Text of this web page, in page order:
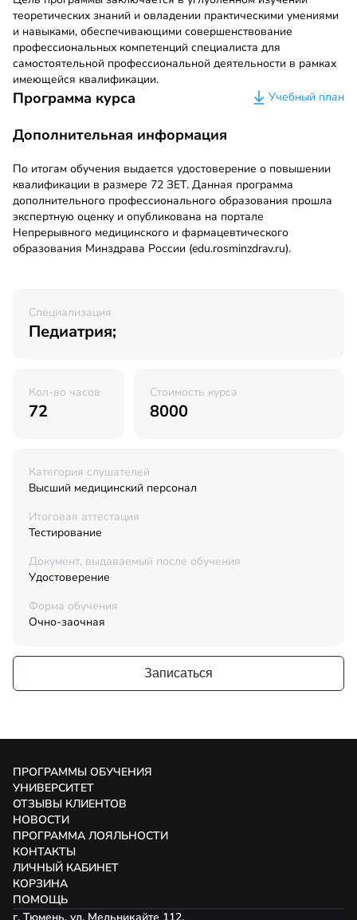
теоретических знаний и овладении практическими умениями
и навыками, обеспечивающими совершенствование
профессиональных компетенций специалиста для
самостоятельной профессиональной деятельности в рамках
имеющейся квалификации.
Программа курса Учебный план
Дополнительная информация
По итогам обучения выдается удостоверение о повышении
квалификации в размере 72 ЗЕТ. Данная программа
дополнительного профессионального образования прошла
экспертную оценку и опубликована на портале
Непрерывного медицинского и фармацевтического
образования Минздрава России (edu.rosminzdrav.ru).
Специализация
Педиатрия;
Кол-во часов
72
Стоимость курса
8000
Категория слушателей
Высший медицинский персонал
Итоговая аттестация
Тестирование
Документ, выдаваемый после обучения
Удостоверение
Форма обучения
Очно-заочная
Записаться
ПРОГРАММЫ ОБУЧЕНИЯ
УНИВЕРСИТЕТ
ОТЗЫВЫ КЛИЕНТОВ
НОВОСТИ
ПРОГРАММА ЛОЯЛЬНОСТИ
КОНТАКТЫ
ЛИЧНЫЙ КАБИНЕТ
КОРЗИНА
ПОМОЩЬ